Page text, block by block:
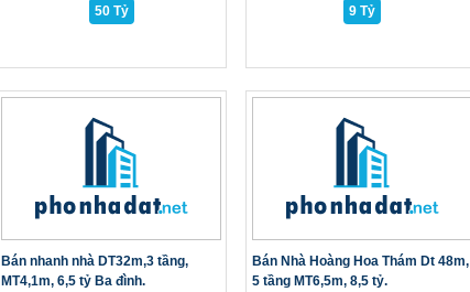
50 Tỷ
9 Tỷ
Bán nhanh nhà DT32m,3 tầng,
MT4,1m, 6,5 tỷ Ba đình.
Bán Nhà Hoàng Hoa Thám Dt 48m,
5 tầng MT6,5m, 8,5 tỷ.